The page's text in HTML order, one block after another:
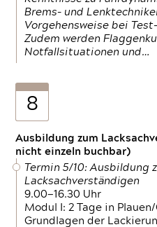
Brems- und
Vorgehensweise bei
Zudem werden
Notfallsituationen und…
8
Ausbildung zum
nicht einzeln buchbar)
Termin 5/10: Ausbildung
Lacksachverständigen
9.00—16.30 Uhr
Modul I: 2 Tage in
Grundlagen der